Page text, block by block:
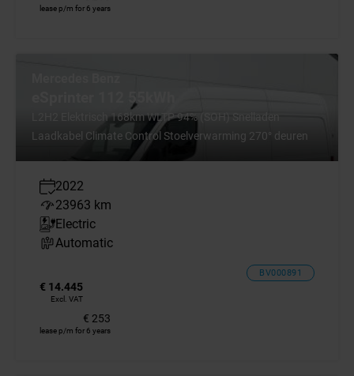
lease p/m for 6 years
eSprinter 112 55kWh
L2H2 Elektrisch 168km WLTP 94% (SOH) Snelladen
Laadkabel Climate Control Stoelverwarming 270° deuren
2022
23963 km
Electric
Automatic
BV000891
€ 14.445
Excl. VAT
€ 253
lease p/m for 6 years